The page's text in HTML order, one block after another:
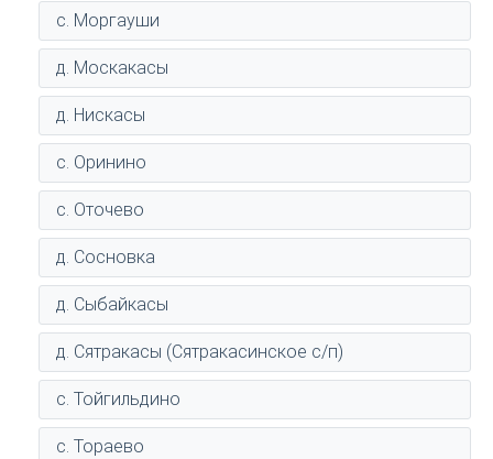
с. Моргауши
д. Москакасы
д. Нискасы
с. Оринино
с. Оточево
д. Сосновка
д. Сыбайкасы
д. Сятракасы (Сятракасинское с/п)
с. Тойгильдино
с. Тораево